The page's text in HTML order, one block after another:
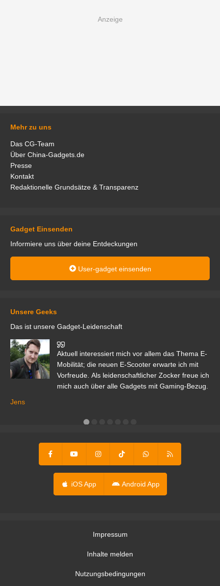
Mehr zu uns
Das CG-Team
Über China-Gadgets.de
Presse
Kontakt
Redaktionelle Grundsätze & Transparenz
Gadget Einsenden
Informiere uns über deine Entdeckungen
User-gadget einsenden
Unsere Geeks
Das ist unsere Gadget-Leidenschaft
Aktuell interessiert mich vor allem das Thema E-
Mobilität; die neuen E-Scooter erwarte ich mit
Vorfreude. Als leidenschaftlicher Zocker freue ich
mich auch über alle Gadgets mit Gaming-Bezug.
Jens
iOS App Android App
Impressum
Inhalte melden
Nutzungsbedingungen